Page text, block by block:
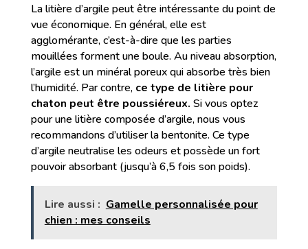
La litière d’argile peut être intéressante du point de
vue économique. En général, elle est
agglomérante, c’est-à-dire que les parties
mouillées forment une boule. Au niveau absorption,
l’argile est un minéral poreux qui absorbe très bien
l’humidité. Par contre, ce type de litière pour
chaton peut être poussiéreux. Si vous optez
pour une litière composée d’argile, nous vous
recommandons d’utiliser la bentonite. Ce type
d’argile neutralise les odeurs et possède un fort
pouvoir absorbant (jusqu’à 6,5 fois son poids).
Lire aussi : Gamelle personnalisée pour
chien : mes conseils